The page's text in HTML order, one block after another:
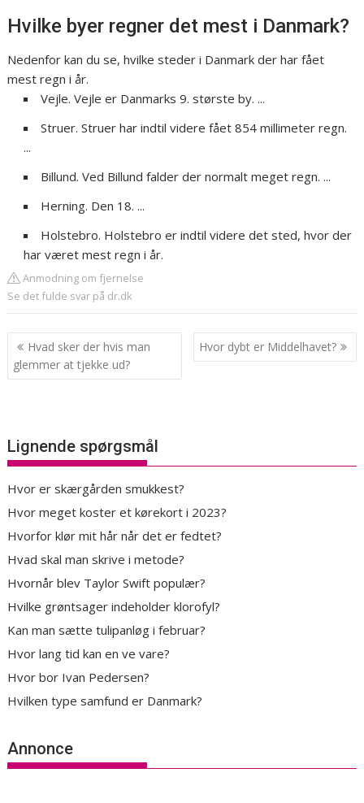
Hvilke byer regner det mest i Danmark?
Nedenfor kan du se, hvilke steder i Danmark der har fået
mest regn i år.
Vejle. Vejle er Danmarks 9. største by. ...
Struer. Struer har indtil videre fået 854 millimeter regn.
...
Billund. Ved Billund falder der normalt meget regn. ...
Herning. Den 18. ...
Holstebro. Holstebro er indtil videre det sted, hvor der
har været mest regn i år.
Anmodning om fjernelse
Se det fulde svar på dr.dk
Indlægsnavigation
Hvad sker der hvis man
glemmer at tjekke ud?
Hvor dybt er Middelhavet?
Lignende spørgsmål
Hvor er skærgården smukkest?
Hvor meget koster et kørekort i 2023?
Hvorfor klør mit hår når det er fedtet?
Hvad skal man skrive i metode?
Hvornår blev Taylor Swift populær?
Hvilke grøntsager indeholder klorofyl?
Kan man sætte tulipanløg i februar?
Hvor lang tid kan en ve vare?
Hvor bor Ivan Pedersen?
Hvilken type samfund er Danmark?
Annonce